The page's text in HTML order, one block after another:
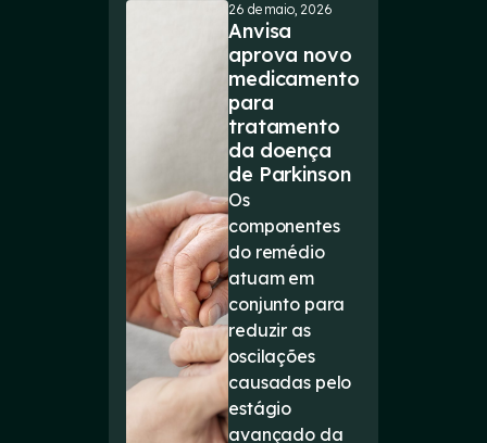
26 de maio, 2026
Anvisa
aprova novo
medicamento
para
tratamento
da doença
de Parkinson
Os
componentes
do remédio
atuam em
conjunto para
reduzir as
oscilações
causadas pelo
estágio
avançado da